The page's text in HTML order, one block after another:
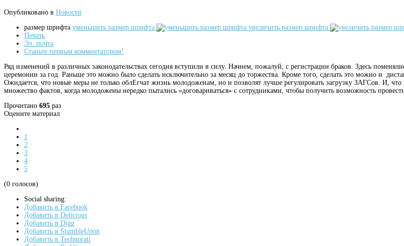
Опубликовано в Новости
размер шрифта уменьшить размер шрифта
увеличить размер шрифта
Печать
Эл. почта
Станьте первым комментатором!
Ряд изменений в различных законодательствах сегодня вступили в силу. Начнем, пожалуй, с регистрации браков. Здесь
церемонии за год. Раньше это можно было сделать исключительно за месяц до торжества. Кроме того, сделать это можно и
Ожидается, что новые меры не только облЕгчат жизнь молодоженам, но и позволят лучше регулировать загрузку ЗАГСов. И,
множество фактов, когда молодожены нередко пытались «договариваться» с сотрудниками, чтобы получить возможность
Прочитано 695 раз
Оцените материал
1
2
3
4
5
(0 голосов)
Social sharing:
Добавить в Facebook
Добавить в Delicious
Добавить в Digg
Добавить в StumbleUpon
Добавить в Technorati